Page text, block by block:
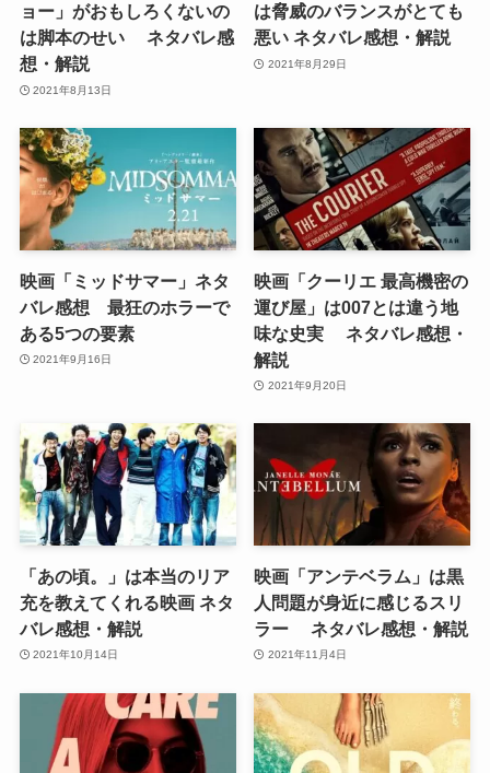
ョー」がおもしろくないの
は脚本のせい ネタバレ感
想・解説
2021年8月13日
は脅威のバランスがとても
悪い ネタバレ感想・解説
2021年8月29日
映画「ミッドサマー」ネタ
バレ感想 最狂のホラーで
ある5つの要素
2021年9月16日
映画「クーリエ 最高機密の
運び屋」は007とは違う地
味な史実 ネタバレ感想・
解説
2021年9月20日
「あの頃。」は本当のリア
充を教えてくれる映画 ネタ
バレ感想・解説
2021年10月14日
映画「アンテベラム」は黒
人問題が身近に感じるスリ
ラー ネタバレ感想・解説
2021年11月4日